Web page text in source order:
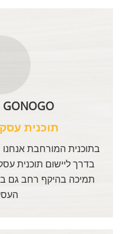
GONOGO
תוכנית
בתוכנית המורחבת
בדרך ליישום תוכנית
תמיכה בהיקף רחב גם